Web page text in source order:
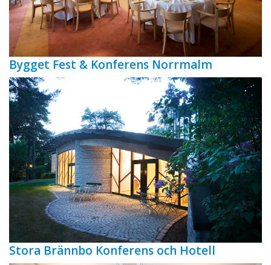
Bygget Fest & Konferens Norrmalm
Stora Brännbo Konferens och Hotell